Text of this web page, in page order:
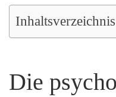
Inhaltsverzeichnis
Die